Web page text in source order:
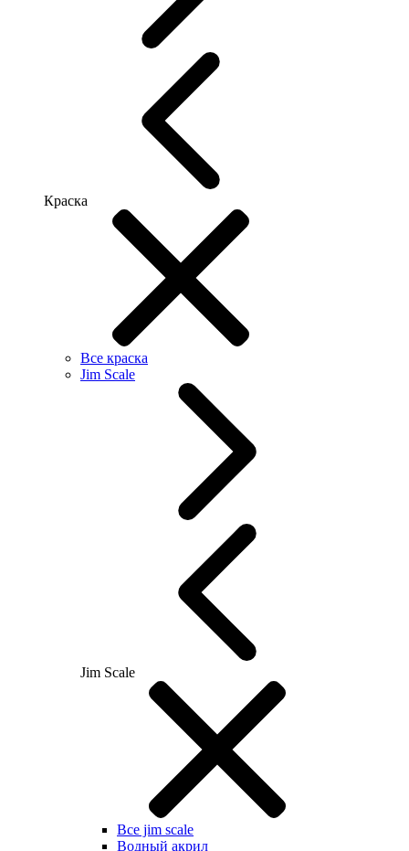
Краска
Все краска
Jim Scale
Jim Scale
Все jim scale
Водный акрил